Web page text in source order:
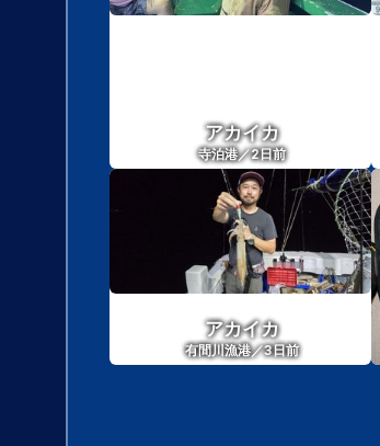
アカイカ
寺泊港／2日前
アカイカ
有間川漁港／3日前